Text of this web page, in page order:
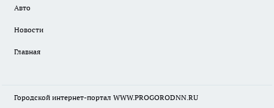
Авто
Новости
Главная
Городской интернет-портал WWW.PROGORODNN.RU